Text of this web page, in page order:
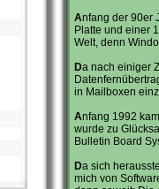
Anfang der 90er
Platte und einer
Welt, denn
Da nach einiger
in Mailboxen
Anfang 1992
wurde zu
Bulletin Board
Da sich
mich von